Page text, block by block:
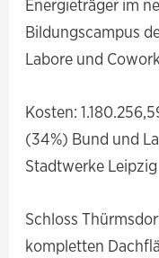
Energieträger im
Bildungscampus
Labore und
Kosten:
(34%) Bund und
Stadtwerke Leipzig
Schloss
kompletten